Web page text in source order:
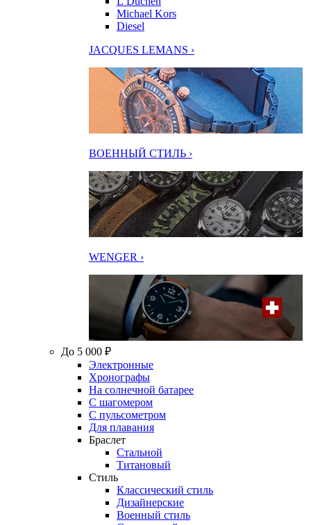
Michael Kors
Diesel
JACQUES LEMANS ›
ВОЕННЫЙ СТИЛЬ ›
WENGER ›
До 5 000 ₽
Электронные
Хронографы
На солнечной батарее
С шагомером
С пульсометром
Для плавания
Браслет
Стальной
Титановый
Стиль
Классический стиль
Дизайнерские
Военный стиль